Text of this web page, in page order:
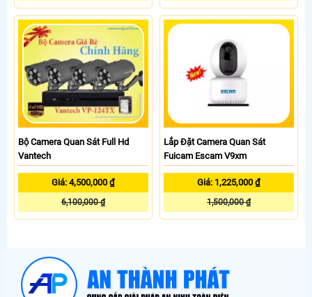
Bộ Camera Quan Sát Full Hd
Vantech
Giá: 4,500,000 ₫
6,100,000 ₫
Lắp Đặt Camera Quan Sát
Fuicam Escam V9xm
Giá: 1,225,000 ₫
1,500,000 ₫